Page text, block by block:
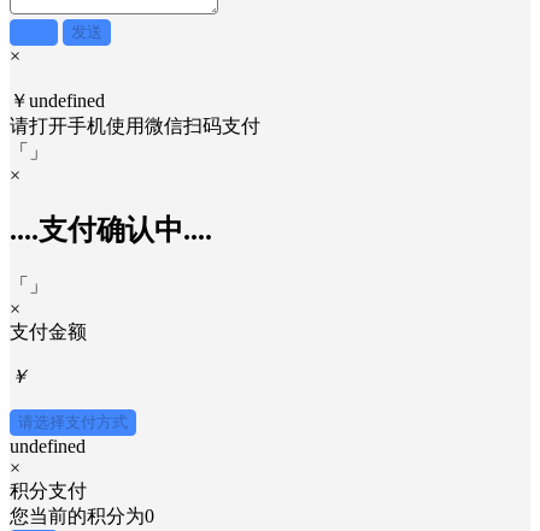
发送
×
￥undefined
请打开手机使用微信扫码支付
「
」
×
....支付确认中....
「
」
×
支付金额
￥
请选择支付方式
undefined
×
积分支付
您当前的积分为0